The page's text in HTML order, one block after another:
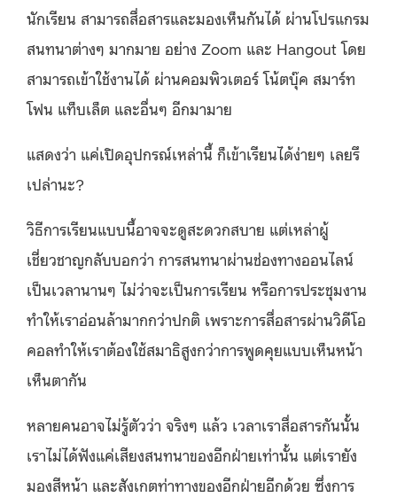
นักเรียน สามารถสื่อสารและมองเห็นกันได้ ผ่านโปรแกรม
สนทนาต่างๆ มากมาย อย่าง Zoom และ Hangout โดย
สามารถเข้าใช้งานได้ ผ่านคอมพิวเตอร์ โน้ตบุ๊ค สมาร์ท
โฟน แท็บเล็ต และอื่นๆ อีกมามาย
แสดงว่า แค่เปิดอุปกรณ์เหล่านี้ ก็เข้าเรียนได้ง่ายๆ เลยรึ
เปล่านะ?
วิธีการเรียนแบบนี้อาจจะดูสะดวกสบาย แต่เหล่าผู้
เชี่ยวชาญกลับบอกว่า การสนทนาผ่านช่องทางออนไลน์
เป็นเวลานานๆ ไม่ว่าจะเป็นการเรียน หรือการประชุมงาน
ทำให้เราอ่อนล้ามากกว่าปกติ เพราะการสื่อสารผ่านวิดีโอ
คอลทำให้เราต้องใช้สมาธิสูงกว่าการพูดคุยแบบเห็นหน้า
เห็นตากัน
หลายคนอาจไม่รู้ตัวว่า จริงๆ แล้ว เวลาเราสื่อสารกันนั้น
เราไม่ได้ฟังแค่เสียงสนทนาของอีกฝ่ายเท่านั้น แต่เรายัง
มองสีหน้า และสังเกตท่าทางของอีกฝ่ายอีกด้วย ซึ่งการ